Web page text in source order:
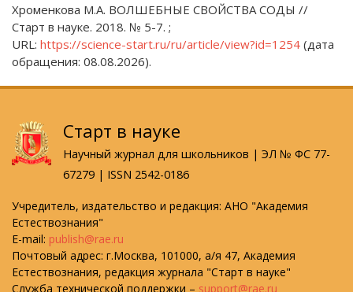
Хроменкова М.А. ВОЛШЕБНЫЕ СВОЙСТВА СОДЫ //
Старт в науке. 2018. № 5-7. ;
URL: https://science-start.ru/ru/article/view?id=1254 (дата
обращения: 08.08.2026).
Старт в науке
Научный журнал для школьников | ЭЛ № ФС 77-
67279 | ISSN 2542-0186
Учредитель, издательство и редакция: АНО "Академия
Естествознания"
E-mail: publish@rae.ru
Почтовый адрес: г.Москва, 101000, а/я 47, Академия
Естествознания, редакция журнала "Старт в науке"
Служба технической поддержки – support@rae.ru